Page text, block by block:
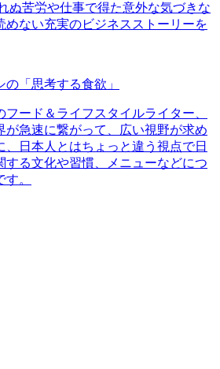
ぬ苦労や仕事で得た意外な気づきな
めない充実のビジネスストーリーを
「思考する食欲」
フード＆ライフスタイルライター、
が急速に繋がって、広い視野が求め
、日本人とはちょっと違う視点で日
する文化や習慣、メニューなどにつ
。